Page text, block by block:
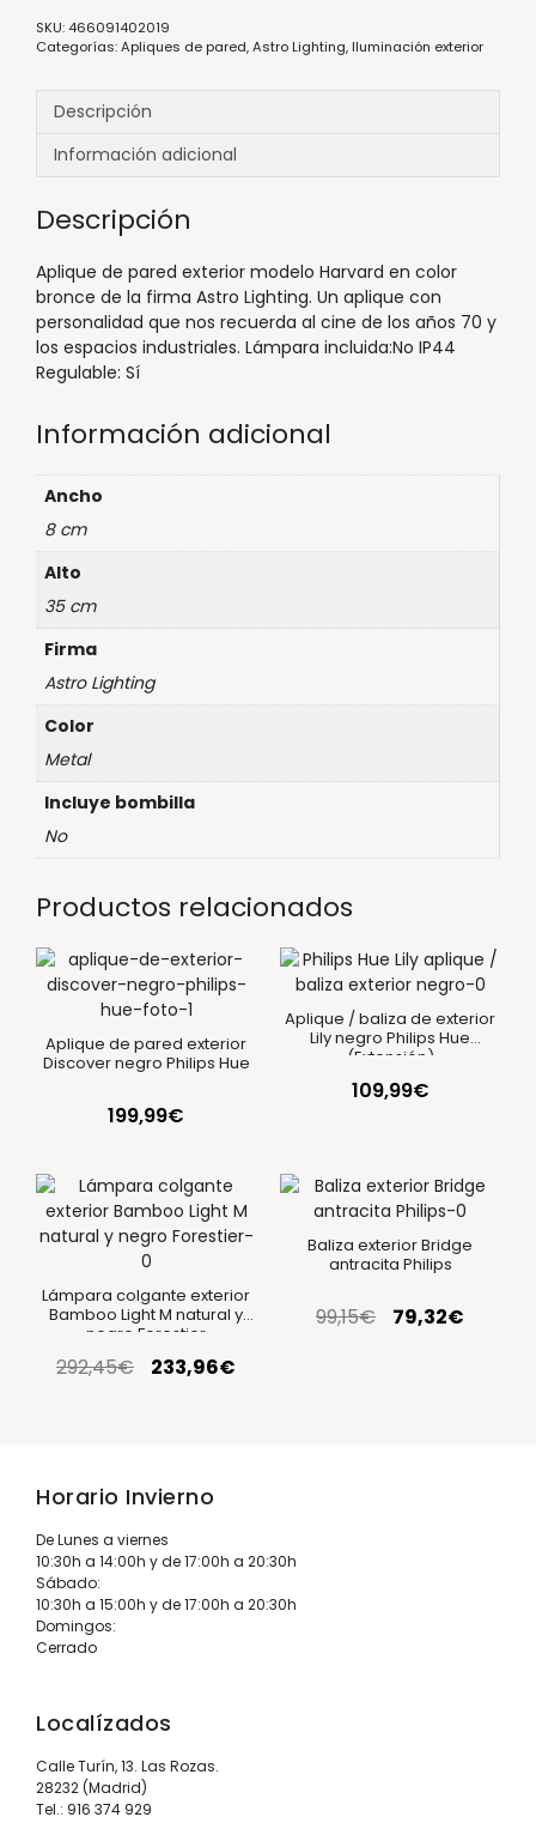
bronce
SKU: 466091402019
Categorías:Apliques de pared,Astro Lighting,Iluminación exterior
Descripción
Información adicional
Descripción
Aplique de pared exterior modelo Harvard en color
bronce de la firma Astro Lighting. Un aplique con
personalidad que nos recuerda al cine de los años 70 y
los espacios industriales. Lámpara incluida:No IP44
Regulable: Sí
Información adicional
Ancho
8 cm
Alto
35 cm
Firma
Astro Lighting
Color
Metal
Incluye bombilla
No
Productos relacionados
Aplique de pared exterior
Discover negro Philips Hue
199,99€
Aplique / baliza de exterior
Lily negro Philips Hue
(Extensión)
109,99€
Lámpara colgante exterior
Bamboo Light M natural y
negro Forestier
292,45€
El
era:
292,45€.
233,96€
233,96€.
Baliza exterior Bridge
antracita Philips
99,15€
El
79,32€
Horario Invierno
De Lunes a viernes
10:30h a 14:00h y de 17:00h a 20:30h
Sábado:
10:30h a 15:00h y de 17:00h a 20:30h
Domingos:
Cerrado
Localízados
Calle Turín, 13. Las Rozas.
28232 (Madrid)
Tel.: 916 374 929